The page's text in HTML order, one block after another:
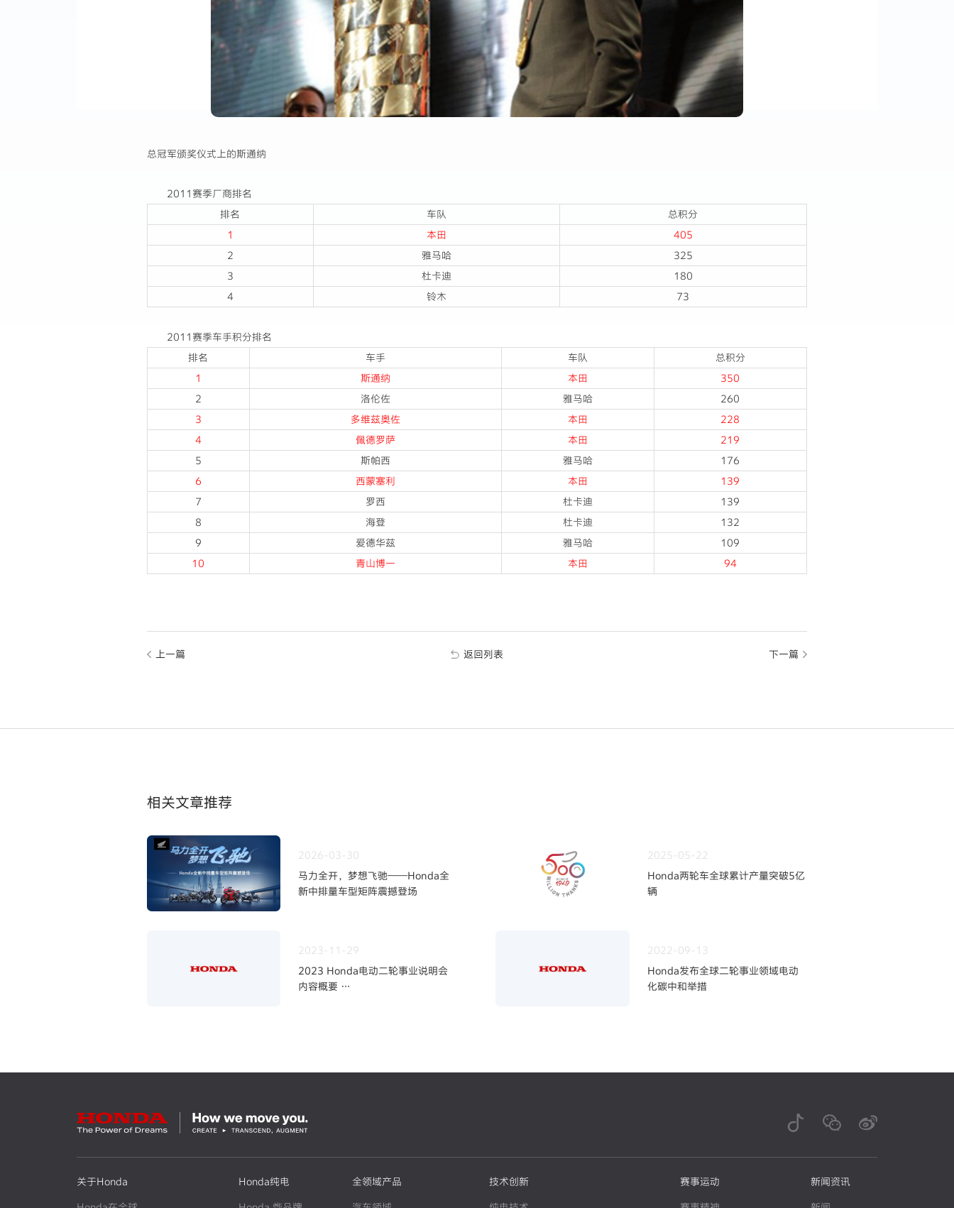
总冠军颁奖仪式上的斯通纳
2011赛季厂商排名
排名
车队
总积分
1
本田
405
2
雅马哈
325
3
杜卡迪
180
4
铃木 73
2011赛季车手积分排名
排名
车手 车队
总积分
1
斯通纳 本田
350
2
洛伦佐 雅马哈
260
3
多维兹奥佐 本田
228
4
佩德罗萨 本田
219
5
斯帕西 雅马哈
176
6
西蒙塞利 本田
139
7
罗西 杜卡迪
139
8
海登 杜卡迪
132
9
爱德华兹 雅马哈
109
10
青山博一 本田 94
上一篇 返回列表 下一篇
相关文章推荐
2026-03-30
马力全开，梦想飞驰——Honda全
新中排量车型矩阵震撼登场
2025-05-22
Honda两轮车全球累计产量突破5亿
辆
2023-11-29
2023 Honda电动二轮事业说明会
内容概要
2022-09-13
Honda发布全球二轮事业领域电动
化碳中和举措
关于Honda Honda纯电 全领域产品 技术创新 赛事运动 新闻资讯